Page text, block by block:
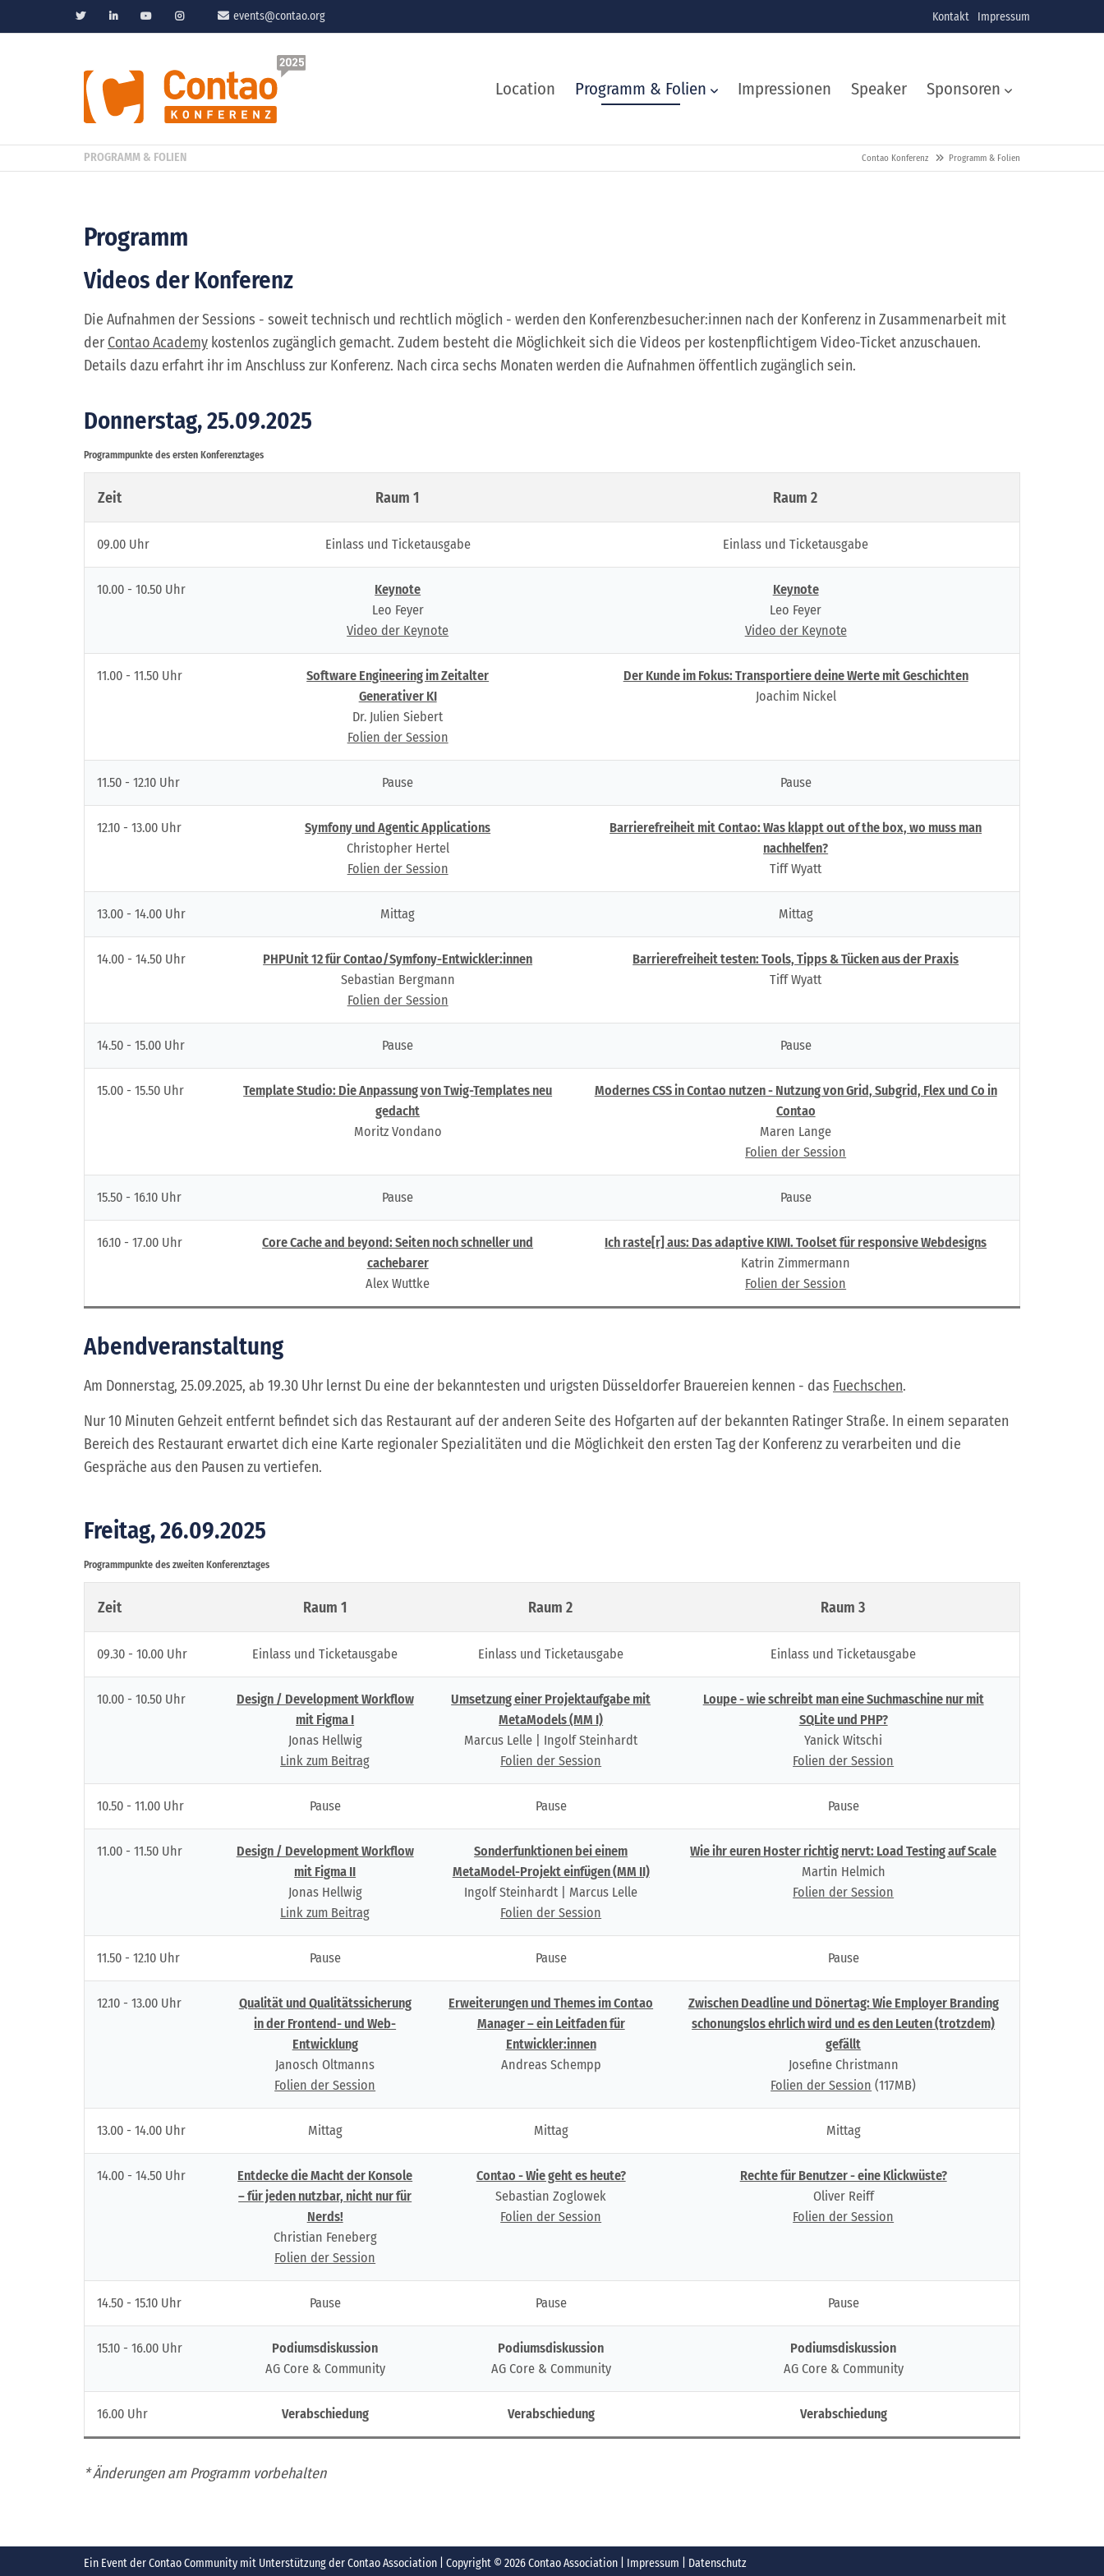
events@contao.org Kontakt Impressum
Location Programm & Folien Impressionen Speaker Sponsoren
PROGRAMM & FOLIEN Contao Konferenz Programm & Folien
Programm
Videos der Konferenz
Die Aufnahmen der Sessions - soweit technisch und rechtlich möglich - werden den Konferenzbesucher:innen nach der Konferenz in Zusammenarbeit mit
der Contao Academy kostenlos zugänglich gemacht. Zudem besteht die Möglichkeit sich die Videos per kostenpflichtigem Video-Ticket anzuschauen.
Details dazu erfahrt ihr im Anschluss zur Konferenz. Nach circa sechs Monaten werden die Aufnahmen öffentlich zugänglich sein.
Donnerstag, 25.09.2025
Programmpunkte des ersten Konferenztages
Zeit Raum 1 Raum 2
09.00 Uhr Einlass und Ticketausgabe Einlass und Ticketausgabe
10.00 - 10.50 Uhr
Keynote
Leo Feyer
Video der Keynote
Keynote
Leo Feyer
Video der Keynote
11.00 - 11.50 Uhr
Software Engineering im Zeitalter
Generativer KI
Dr. Julien Siebert
Folien der Session
Der Kunde im Fokus: Transportiere deine Werte mit Geschichten
Joachim Nickel
11.50 - 12.10 Uhr Pause Pause
12.10 - 13.00 Uhr
Symfony und Agentic Applications
Christopher Hertel
Folien der Session
Barrierefreiheit mit Contao: Was klappt out of the box, wo muss man
nachhelfen?
Tiff Wyatt
13.00 - 14.00 Uhr Mittag Mittag
14.00 - 14.50 Uhr
PHPUnit 12 für Contao/Symfony-Entwickler:innen
Sebastian Bergmann
Folien der Session
Barrierefreiheit testen: Tools, Tipps & Tücken aus der Praxis
Tiff Wyatt
14.50 - 15.00 Uhr Pause Pause
15.00 - 15.50 Uhr
Template Studio: Die Anpassung von Twig-Templates neu
gedacht
Moritz Vondano
Modernes CSS in Contao nutzen - Nutzung von Grid, Subgrid, Flex und Co in
Contao
Maren Lange
Folien der Session
15.50 - 16.10 Uhr Pause Pause
16.10 - 17.00 Uhr
Core Cache and beyond: Seiten noch schneller und
cachebarer
Alex Wuttke
Ich raste[r] aus: Das adaptive KIWI. Toolset für responsive Webdesigns
Katrin Zimmermann
Folien der Session
Abendveranstaltung
Am Donnerstag, 25.09.2025, ab 19.30 Uhr lernst Du eine der bekanntesten und urigsten Düsseldorfer Brauereien kennen - das Fuechschen.
Nur 10 Minuten Gehzeit entfernt befindet sich das Restaurant auf der anderen Seite des Hofgarten auf der bekannten Ratinger Straße. In einem separaten
Bereich des Restaurant erwartet dich eine Karte regionaler Spezialitäten und die Möglichkeit den ersten Tag der Konferenz zu verarbeiten und die
Gespräche aus den Pausen zu vertiefen.
Freitag, 26.09.2025
Programmpunkte des zweiten Konferenztages
Zeit Raum 1 Raum 2 Raum 3
09.30 - 10.00 Uhr Einlass und Ticketausgabe Einlass und Ticketausgabe Einlass und Ticketausgabe
10.00 - 10.50 Uhr
Design / Development Workflow
mit Figma I
Jonas Hellwig
Link zum Beitrag
Umsetzung einer Projektaufgabe mit
MetaModels (MM I)
Marcus Lelle | Ingolf Steinhardt
Folien der Session
Loupe - wie schreibt man eine Suchmaschine nur mit
SQLite und PHP?
Yanick Witschi
Folien der Session
10.50 - 11.00 Uhr Pause Pause Pause
11.00 - 11.50 Uhr
Design / Development Workflow
mit Figma II
Jonas Hellwig
Link zum Beitrag
Sonderfunktionen bei einem
MetaModel-Projekt einfügen (MM II)
Ingolf Steinhardt | Marcus Lelle
Folien der Session
Wie ihr euren Hoster richtig nervt: Load Testing auf Scale
Martin Helmich
Folien der Session
11.50 - 12.10 Uhr Pause Pause Pause
12.10 - 13.00 Uhr
Qualität und Qualitätssicherung
in der Frontend- und Web-
Entwicklung
Janosch Oltmanns
Folien der Session
Erweiterungen und Themes im Contao
Manager – ein Leitfaden für
Entwickler:innen
Andreas Schempp
Zwischen Deadline und Dönertag: Wie Employer Branding
schonungslos ehrlich wird und es den Leuten (trotzdem)
gefällt
Josefine Christmann
Folien der Session (117MB)
13.00 - 14.00 Uhr Mittag Mittag Mittag
14.00 - 14.50 Uhr
Entdecke die Macht der Konsole
– für jeden nutzbar, nicht nur für
Nerds!
Christian Feneberg
Folien der Session
Contao - Wie geht es heute?
Sebastian Zoglowek
Folien der Session
Rechte für Benutzer - eine Klickwüste?
Oliver Reiff
Folien der Session
14.50 - 15.10 Uhr Pause Pause Pause
15.10 - 16.00 Uhr
Podiumsdiskussion
AG Core & Community
Podiumsdiskussion
AG Core & Community
Podiumsdiskussion
AG Core & Community
16.00 Uhr Verabschiedung Verabschiedung Verabschiedung
*Änderungen am Programm vorbehalten
Ein Event der Contao Community mit Unterstützung der Contao Association | Copyright © 2026 Contao Association | Impressum Datenschutz